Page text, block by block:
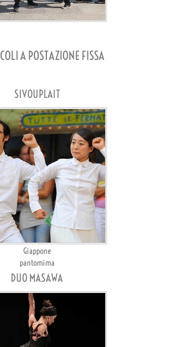
A POSTAZIONE FISSA
SIVOUPLAIT
Giappone
pantomima
DUO MASAWA